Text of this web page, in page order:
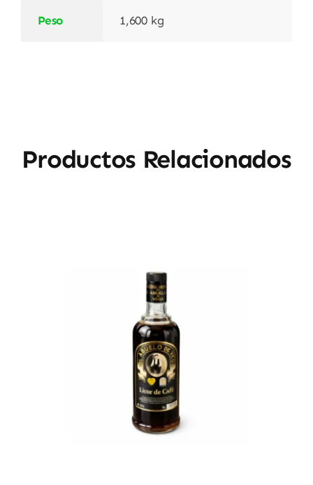
Peso 1,600 kg
Productos Relacionados